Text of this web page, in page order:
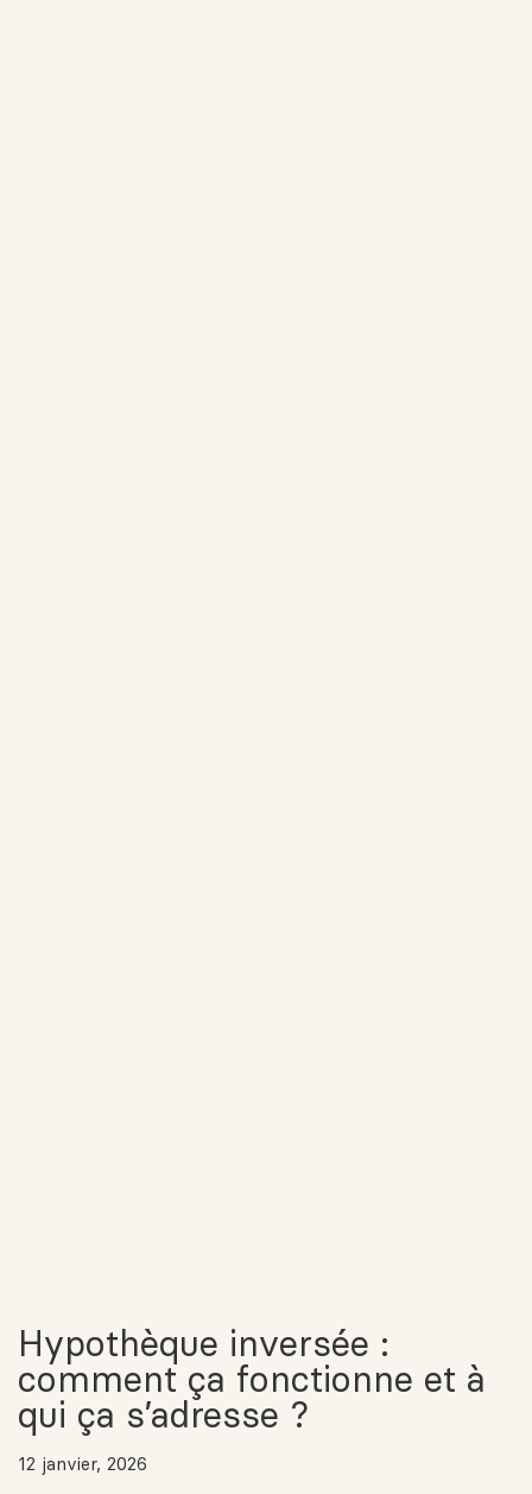
Hypothèque inversée :
comment ça fonctionne et à
qui ça s’adresse ?
12 janvier, 2026